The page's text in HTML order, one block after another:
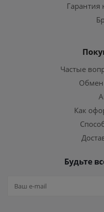
Гарантия
Частые
Обмен
Как
Будьте